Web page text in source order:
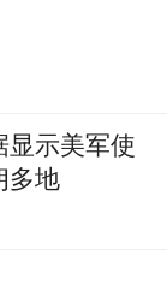
显示美军使
多地